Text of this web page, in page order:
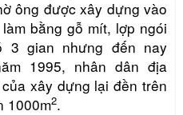
ông được xây dựng vào
bằng gỗ mít, lợp ngói
3 gian nhưng đến nay
1995, nhân dân địa
xây dựng lại đền trên
1000m2.